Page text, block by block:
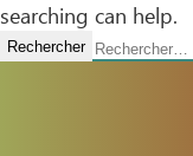
searching can help.
Rechercher :